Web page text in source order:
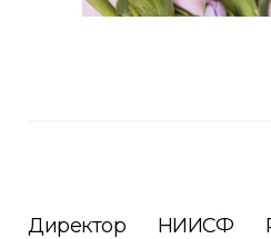
Директор НИИСФ